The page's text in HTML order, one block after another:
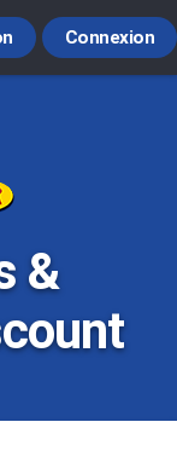
Connexion
&